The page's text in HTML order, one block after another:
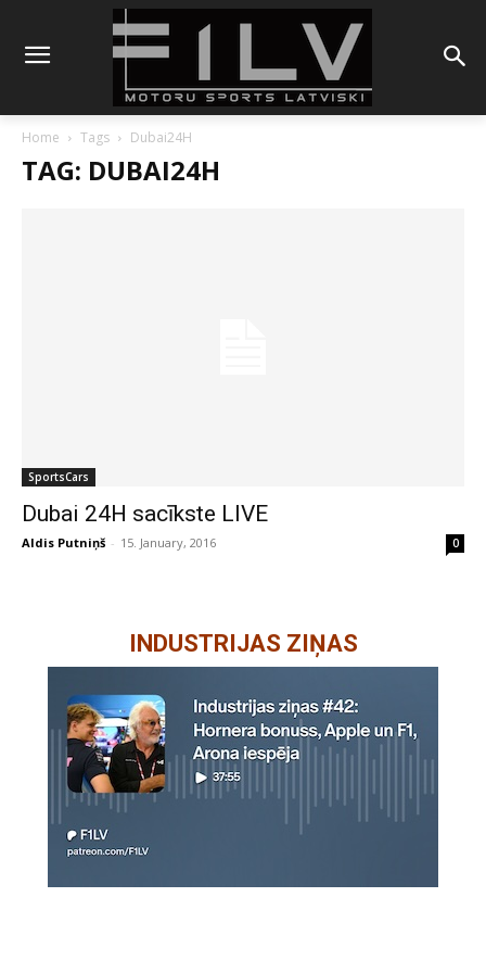
Home Tags Dubai24H
TAG: DUBAI24H
SportsCars
Dubai 24H sacīkste LIVE
Aldis Putniņš - 15. January, 2016 0
INDUSTRIJAS ZIŅAS